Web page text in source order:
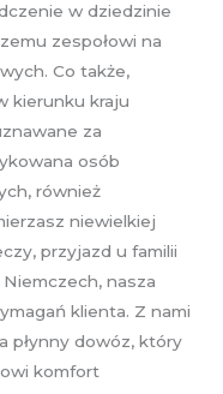
w dziedzinie
zespołowi na
Co także,
kierunku kraju
za
osób
również
niewielkiej
przyjazd u familii
nasza
klienta. Z nami
płynny dowóz, który
komfort